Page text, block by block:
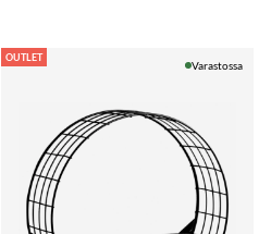
OUTLET
Varastossa